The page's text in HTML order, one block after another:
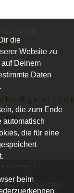
die
Website zu
Deinem
Daten
die zum Ende
automatisch
die für eine
beim
Rechte vorbehalten.
®